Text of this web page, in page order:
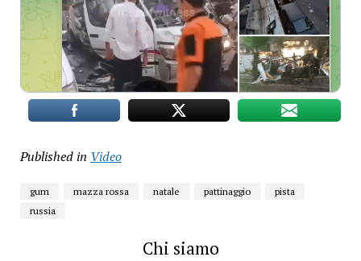
Published in Video
gum mazza rossa natale pattinaggio
pista
russia
Chi siamo